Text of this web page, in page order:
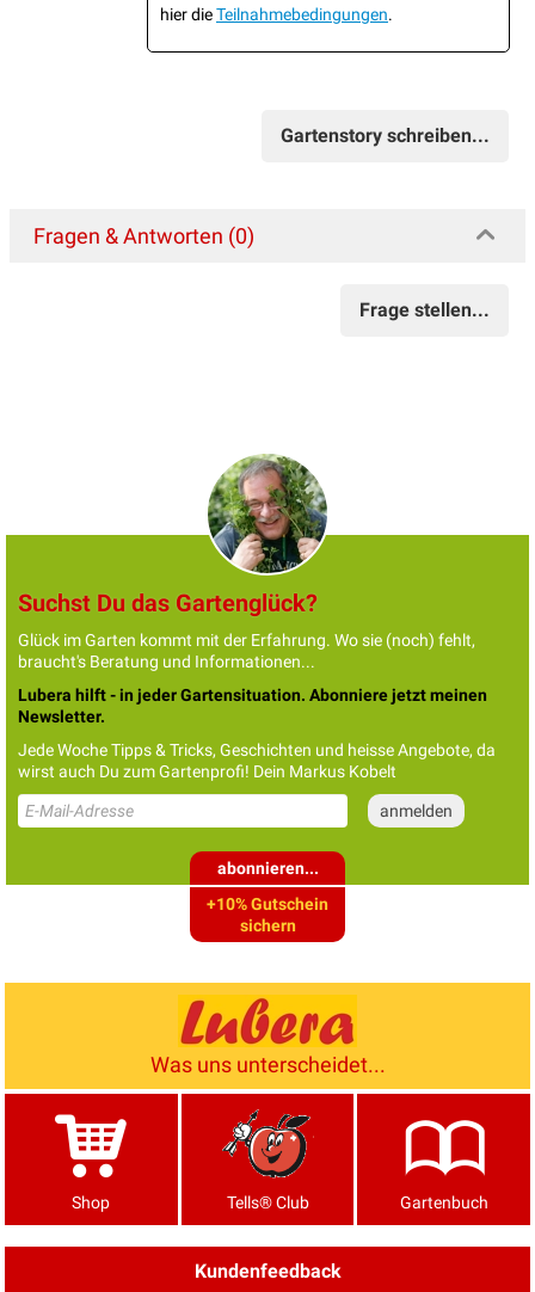
hier dieTeilnahmebedingungen.
Gartenstory schreiben...
Fragen & Antworten (0)
Frage stellen...
Suchst Du das Gartenglück?
Glück im Garten kommt mit der Erfahrung. Wo sie (noch) fehlt,
braucht's Beratung und Informationen...
Lubera hilft - in jeder Gartensituation. Abonniere jetzt meinen
Newsletter.
Jede Woche Tipps & Tricks, Geschichten und heisse Angebote, da
wirst auch Du zum Gartenprofi! Dein Markus Kobelt
abonnieren...
+10% Gutschein
sichern
Was uns unterscheidet...
Shop Tells® Club Gartenbuch
Kundenfeedback